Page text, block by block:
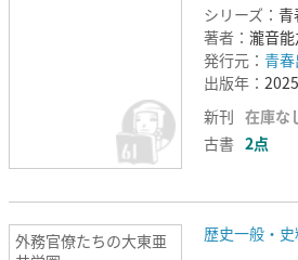
シリーズ： 青
著者： 瀧音
発行元： 青
出版年： 2025
新刊 在庫な
古書 2点
外務官僚たちの大東亜
歴史一般・